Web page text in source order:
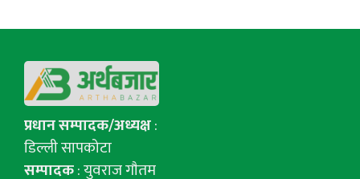
प्रधान सम्पादक/अध्यक्ष:
डिल्ली सापकोटा
सम्पादक: युवराज गाैतम